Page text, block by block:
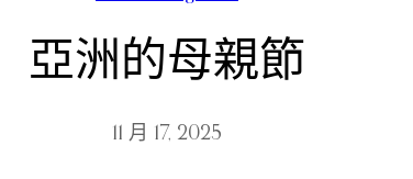
亞洲的母親節
11 月 17, 2025